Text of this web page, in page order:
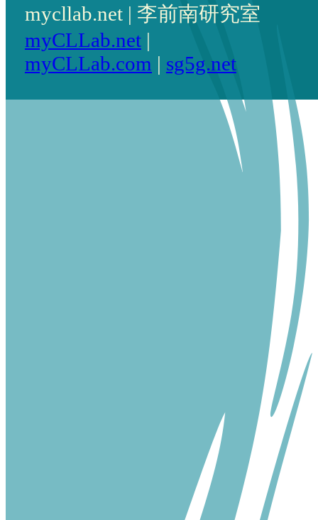
mycllab.net | 李前南研究室
myCLLab.net|
myCLLab.com | sg5g.net